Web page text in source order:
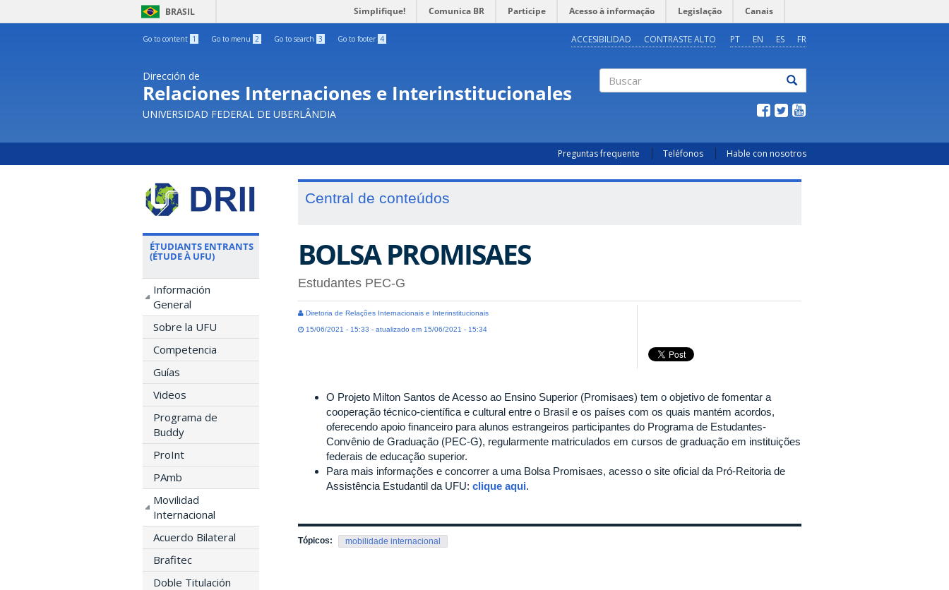
BRASIL Simplifique! Comunica BR Participe Acesso à informação Legislação Canais
Go to content 1 Go to menu 2 Go to search 3 Go to footer 4 PT EN ES FR
ACCESIBILIDAD CONTRASTE ALTO
Dirección de
Relaciones Internaciones e Interinstitucionales
UNIVERSIDAD FEDERAL DE UBERLÂNDIA
Preguntas frequente Teléfonos Hable con nosotros
ÉTUDIANTS ENTRANTS
(ÉTUDE À UFU)
Información
General
Sobre la UFU
Competencia
Guías
Videos
Programa de
Buddy
ProInt
PAmb
Movilidad
Internacional
Acuerdo Bilateral
Brafitec
Doble Titulación
Central de conteúdos
BOLSA PROMISAES
Estudantes PEC-G
Diretoria de Relações Internacionais e Interinstitucionais
15/06/2021 - 15:33 - atualizado em 15/06/2021 - 15:34
O Projeto Milton Santos de Acesso ao Ensino Superior (Promisaes) tem o objetivo de fomentar a
cooperação técnico-científica e cultural entre o Brasil e os países com os quais mantém acordos,
oferecendo apoio financeiro para alunos estrangeiros participantes do Programa de Estudantes-
Convênio de Graduação (PEC-G), regularmente matriculados em cursos de graduação em instituições
federais de educação superior.
Para mais informações e concorrer a uma Bolsa Promisaes, acesso o site oficial da Pró-Reitoria de
Assistência Estudantil da UFU: clique aqui.
Tópicos: mobilidade internacional